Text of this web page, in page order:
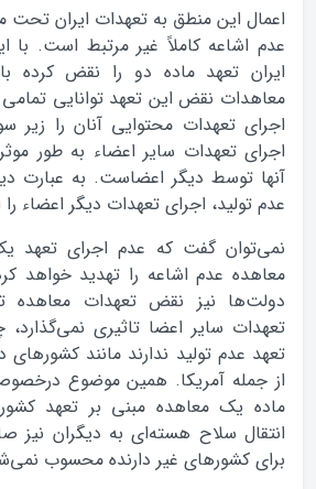
اعمال این منطق به تعهدات ایران تحت
عدم اشاعه کاملاً غیر مرتبط است. با
ایران تعهد ماده دو را نقض کرده
معاهدات نقض این تعهد توانایی تمامی
اجرای تعهدات محتوایی آنان را زیر
اجرای تعهدات سایر اعضاء به طور
آنها توسط دیگر اعضاست. به عبارت
عدم تولید، اجرای تعهدات دیگر اعضاء را
نمی‌توان گفت که عدم اجرای تعهد
معاهده عدم اشاعه را تهدید خواهد
دولت‌ها نیز نقض تعهدات معاهده
تعهدات سایر اعضا تاثیری نمی‌گذارد،
تعهد عدم تولید ندارند مانند کشورهای
از جمله آمریکا. همین موضوع
ماده یک معاهده مبنی بر تعهد
انتقال سلاح هسته‌ای به دیگران نیز
برای کشورهای غیر دارنده محسوب